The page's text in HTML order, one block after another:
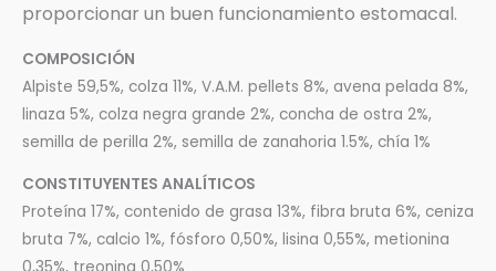
proporcionar un buen funcionamiento estomacal.
COMPOSICIÓN
Alpiste 59,5%, colza 11%, V.A.M. pellets 8%, avena pelada 8%,
linaza 5%, colza negra grande 2%, concha de ostra 2%,
semilla de perilla 2%, semilla de zanahoria 1.5%, chía 1%
CONSTITUYENTES ANALÍTICOS
Proteína 17%, contenido de grasa 13%, fibra bruta 6%, ceniza
bruta 7%, calcio 1%, fósforo 0,50%, lisina 0,55%, metionina